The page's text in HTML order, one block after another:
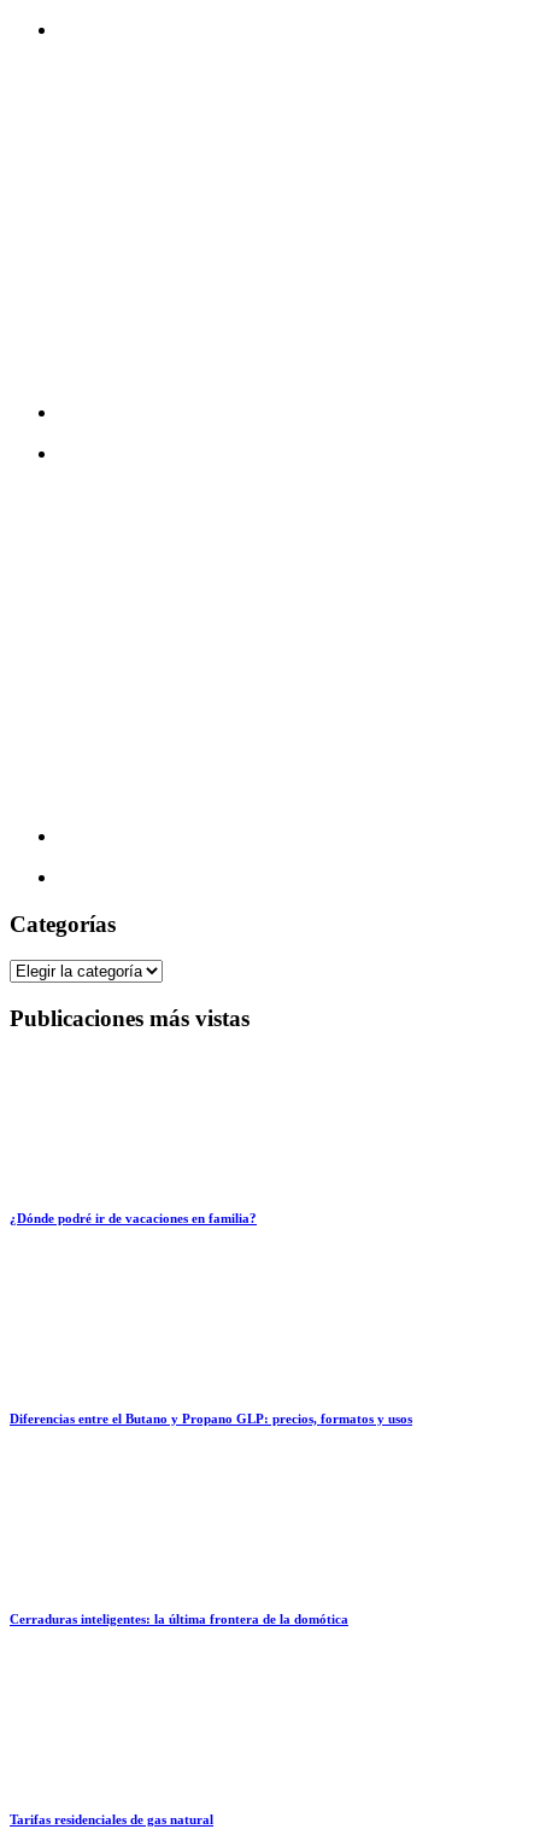
Categorías
Categorías
Publicaciones más vistas
¿Dónde podré ir de vacaciones en familia?
Diferencias entre el Butano y Propano GLP: precios, formatos y usos
Cerraduras inteligentes: la última frontera de la domótica
Tarifas residenciales de gas natural